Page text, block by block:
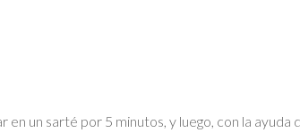
en un sarté por 5 minutos, y luego, con la